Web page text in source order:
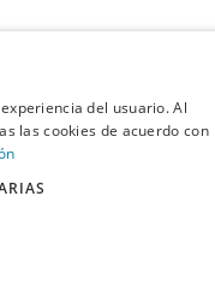
del usuario. Al
las cookies de acuerdo con